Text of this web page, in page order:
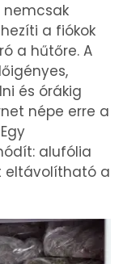
a fiókok
a hűtőre. A
és órákig
népe erre a
alufólia
eltávolítható a